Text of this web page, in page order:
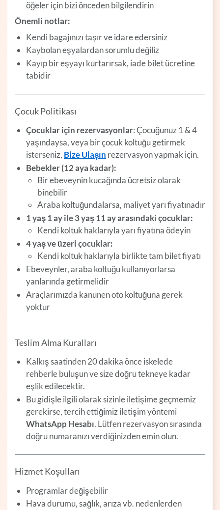
öğeler için bizi önceden bilgilendirin
Önemli notlar:
Kendi bagajınızı taşır ve idare edersiniz
Kaybolan eşyalardan sorumlu değiliz
Kayıp bir eşyayı kurtarırsak, iade bilet ücretine
tabidir
Çocuk Politikası
Çocuklar için rezervasyonlar: Çocuğunuz 1 & 4
yaşındaysa, veya bir çocuk koltuğu getirmek
isterseniz, Bize Ulaşın rezervasyon yapmak için.
Bebekler (12 aya kadar):
Bir ebeveynin kucağında ücretsiz olarak
binebilir
Araba koltuğundalarsa, maliyet yarı fiyatınadır
1 yaş 1 ay ile 3 yaş 11 ay arasındaki çocuklar:
Kendi koltuk haklarıyla yarı fiyatına ödeyin
4 yaş ve üzeri çocuklar:
Kendi koltuk haklarıyla birlikte tam bilet fiyatı
Ebeveynler, araba koltuğu kullanıyorlarsa
yanlarında getirmelidir
Araçlarımızda kanunen oto koltuğuna gerek
yoktur
Teslim Alma Kuralları
Kalkış saatinden 20 dakika önce iskelede
rehberle buluşun ve size doğru tekneye kadar
eşlik edilecektir.
Bu gidişle ilgili olarak sizinle iletişime geçmemiz
gerekirse, tercih ettiğimiz iletişim yöntemi
WhatsApp Hesabı. Lütfen rezervasyon sırasında
doğru numaranızı verdiğinizden emin olun.
Hizmet Koşulları
Programlar değişebilir
Hava durumu, sağlık, arıza vb. nedenlerden